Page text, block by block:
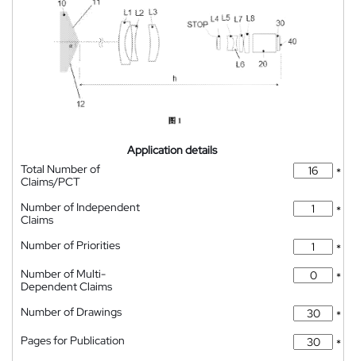
Application details
Total Number of
Claims/PCT
*
Number of Independent
Claims
*
Number of Priorities
*
Number of Multi-
Dependent Claims
*
Number of Drawings
*
Pages for Publication
*